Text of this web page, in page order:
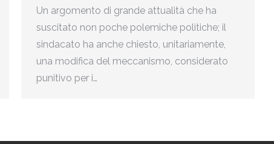
Un argomento di grande attualità che ha
suscitato non poche polemiche politiche; il
sindacato ha anche chiesto, unitariamente,
una modifica del meccanismo, considerato
punitivo per i…